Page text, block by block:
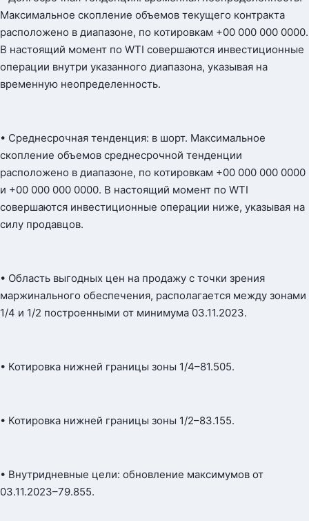
Максимальное скопление объемов текущего контракта
расположено в диапазоне, по котировкам +00 000 000 0000.
В настоящий момент по WTI совершаются инвестиционные
операции внутри указанного диапазона, указывая на
временную неопределенность.
• Среднесрочная тенденция: в шорт. Максимальное
скопление объемов среднесрочной тенденции
расположено в диапазоне, по котировкам +00 000 000 0000
и +00 000 000 0000. В настоящий момент по WTI
совершаются инвестиционные операции ниже, указывая на
силу продавцов.
• Область выгодных цен на продажу с точки зрения
маржинального обеспечения, располагается между зонами
1/4 и 1/2 построенными от минимума 03.11.2023.
• Котировка нижней границы зоны 1/4–81.505.
• Котировка нижней границы зоны 1/2–83.155.
• Внутридневные цели: обновление максимумов от
03.11.2023–79.855.